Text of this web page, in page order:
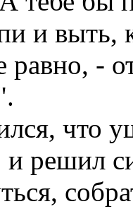
и выть,
-
что
и решил